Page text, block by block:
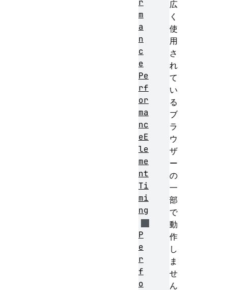
広
く
使
用
さ
れ
て
い
る
ブ
ラ
ウ
ザ
ー
の
一
部
で
動
作
し
ま
せ
ん
r
m
a
n
c
e
Pe
rf
or
ma
nc
eE
le
me
nt
Ti
mi
ng
P
e
r
f
o